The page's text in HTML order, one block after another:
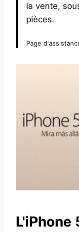
la vente,
pièces.
Page
L'iPhone